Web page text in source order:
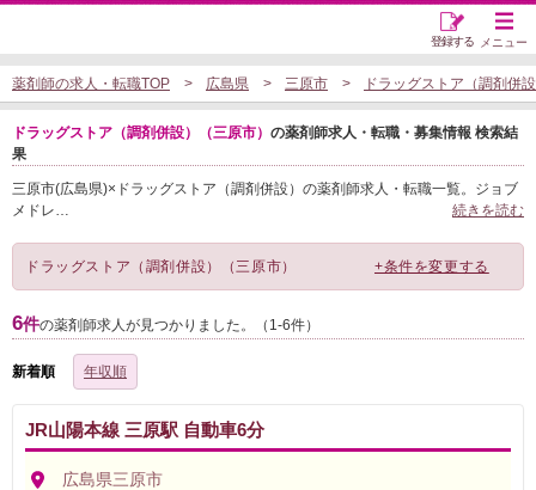
メニュー
登録する
薬剤師の求人・転職TOP 広島県 三原市 ドラッグストア（調剤併
ドラッグストア（調剤併設）（三原市） の薬剤師求人・転職・募集情報 検索結
果
三原市(広島県)×ドラッグストア（調剤併設）の薬剤師求人・転職一覧。ジョブ
メドレ… 続きを読む
ドラッグストア（調剤併設）（三原市） +条件を変更する
6件の薬剤師求人が見つかりました。（1-6件）
新着順 年収順
JR山陽本線 三原駅 自動車6分
広島県三原市